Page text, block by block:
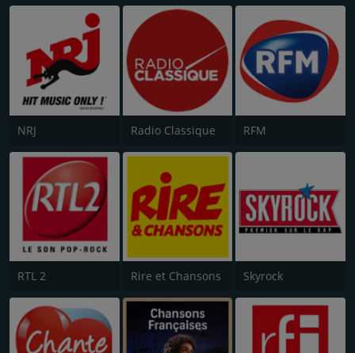
NRJ Radio Classique RFM
RTL 2 Rire et Chansons Skyrock